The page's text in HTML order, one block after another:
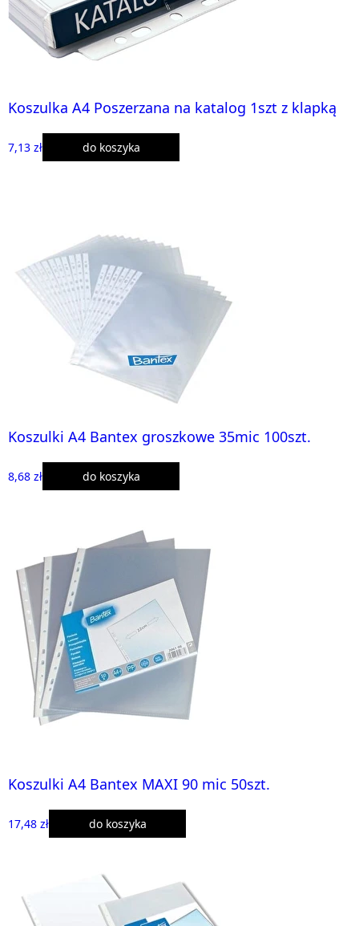
Koszulka A4 Poszerzana na katalog 1szt z klapką
7,13 zł do koszyka
Koszulki A4 Bantex groszkowe 35mic 100szt.
8,68 zł do koszyka
Koszulki A4 Bantex MAXI 90 mic 50szt.
17,48 zł do koszyka